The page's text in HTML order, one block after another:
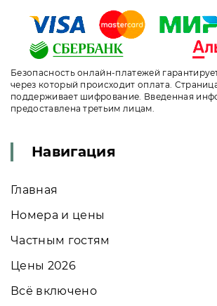
Безопасность онлайн-платежей
через который происходит оплата.
поддерживает шифрование. Введенная
предоставлена третьим лицам.
Навигация
Главная
Номера и цены
Частным гостям
Цены 2026
Всё включено